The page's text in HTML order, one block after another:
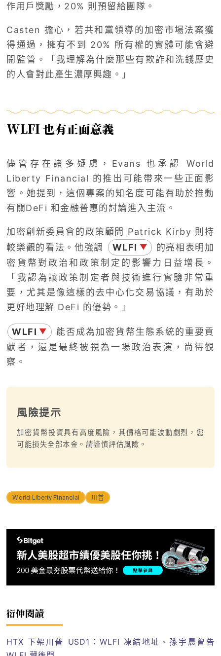
作用戶獎勵，20% 則預留給團隊。
Casten 擔心，若共和黨領導的加密市場法案獲
得通過，擁有不到 20% 所有權的實體可能會避
開監管。「我理解為什麼那些有欺詐和洗錢歷史
的人會對此產生濃厚興趣。」
WLFI 也有正面意義
儘管存在諸多疑慮，Evans 也承認 World
Liberty Financial 的推出可能帶來一些正面影
響。她提到，這個專案的知名度可能有助於推動
有關DeFi 和金融普惠的討論進入主流。
加密創新委員會的政策顧問 Patrick Kirby 則持
較樂觀的看法。他強調
WLFI ▼
的亮相表明加
密貨幣對政治和政策制定的影響力日益增長。
「我認為讓政策制定者與技術進行實驗非常重
要，尤其是像這樣的去中心化交易協議，有助於
更好地理解 DeFi 的優勢。」
WLFI ▼
能否成為加密貨幣生態系統的重要貢
獻者，還是最終被視為一場政治表演，尚待觀
察。
風險提示
加密貨幣投資具有高度風險，其價格可能波動劇烈，您
可能損失全部本金。請謹慎評估風險。
World Liberty Financial 川普
衍伸閱讀
HTX 下架川普 USD1：WLFI 凍結地址、孫宇晨曾告